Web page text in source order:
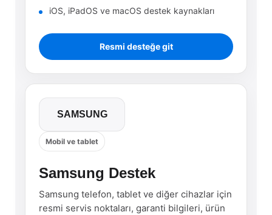
iOS, iPadOS ve macOS destek kaynakları
Resmi desteğe git
SAMSUNG
Mobil ve tablet
Samsung Destek
Samsung telefon, tablet ve diğer cihazlar için
resmi servis noktaları, garanti bilgileri, ürün